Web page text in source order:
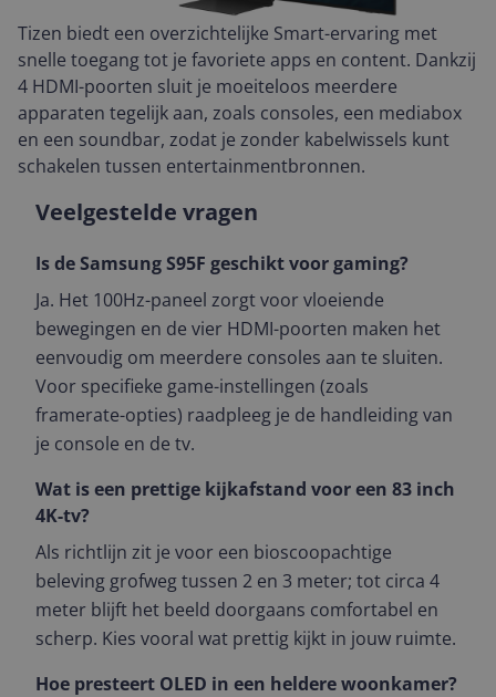
Tizen biedt een overzichtelijke Smart-ervaring met
snelle toegang tot je favoriete apps en content. Dankzij
4 HDMI-poorten sluit je moeiteloos meerdere
apparaten tegelijk aan, zoals consoles, een mediabox
en een soundbar, zodat je zonder kabelwissels kunt
schakelen tussen entertainmentbronnen.
Veelgestelde vragen
Is de Samsung S95F geschikt voor gaming?
Ja. Het 100Hz-paneel zorgt voor vloeiende
bewegingen en de vier HDMI-poorten maken het
eenvoudig om meerdere consoles aan te sluiten.
Voor specifieke game-instellingen (zoals
framerate-opties) raadpleeg je de handleiding van
je console en de tv.
Wat is een prettige kijkafstand voor een 83 inch
4K-tv?
Als richtlijn zit je voor een bioscoopachtige
beleving grofweg tussen 2 en 3 meter; tot circa 4
meter blijft het beeld doorgaans comfortabel en
scherp. Kies vooral wat prettig kijkt in jouw ruimte.
Hoe presteert OLED in een heldere woonkamer?